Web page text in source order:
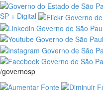
SP + Digital
/governosp